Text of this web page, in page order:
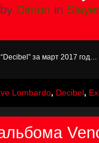
Dimon in Slayer
за март 2017 год…
Lombardo, Decibel,